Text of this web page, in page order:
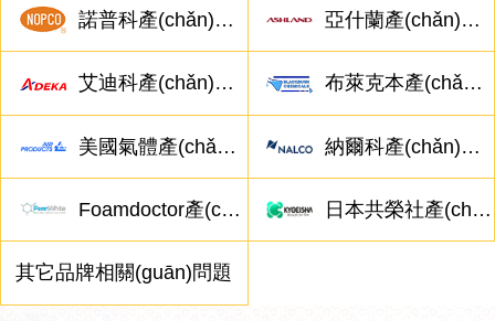
諾普科產(chǎn)品相關(guān)問題 亞什蘭產(chǎn)品相關(guān)問題
艾迪科產(chǎn)品相關(guān)問題 布萊克本產(chǎn)品相關(guān)問題
美國氣體產(chǎn)品相關(guān)問題 納爾科產(chǎn)品相關(guān)問題
Foamdoctor產(chǎn)品相關(guān)問題 日本共榮社產(chǎn)品相關(guān)問題
其它品牌相關(guān)問題